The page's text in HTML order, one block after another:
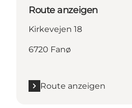
Route anzeigen
Kirkevejen 18
6720 Fanø
Route anzeigen